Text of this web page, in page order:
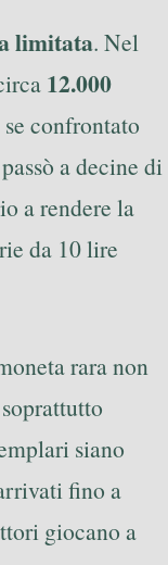
limitata. Nel
12.000
confrontato
a decine di
a rendere la
da 10 lire
rara non
siano
fino a
giocano a